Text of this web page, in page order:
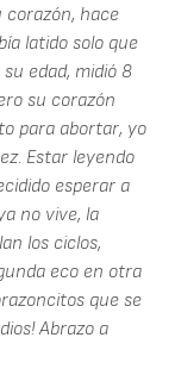
corazón, hace
latido solo que
edad, midió 8
su corazón
para abortar, yo
Estar leyendo
esperar a
no vive, la
los ciclos,
eco en otra
que se
Abrazo a